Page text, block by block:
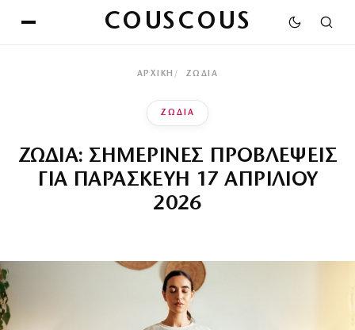
COUSCOUS
ΑΡΧΙΚΉ ΖΩΔΙΑ
ΖΩΔΙΑ
ΖΩΔΙΑ: ΣΗΜΕΡΙΝΕΣ ΠΡΟΒΛΕΨΕΙΣ
ΓΙΑ ΠΑΡΑΣΚΕΥΗ 17 ΑΠΡΙΛΙΟΥ
2026